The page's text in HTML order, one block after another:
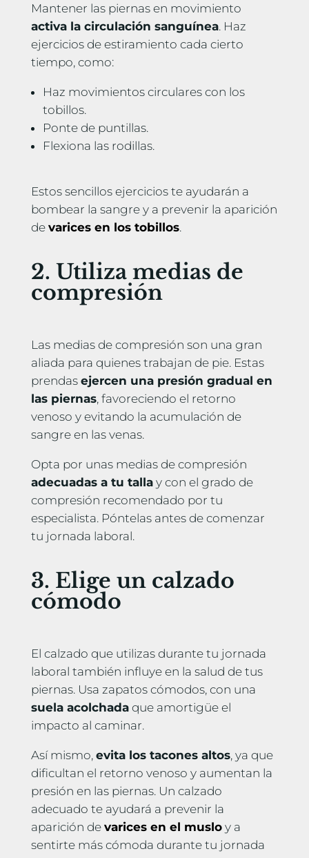
Mantener las piernas en movimiento
activa la circulación sanguínea. Haz
ejercicios de estiramiento cada cierto
tiempo, como:
Haz movimientos circulares con los
tobillos.
Ponte de puntillas.
Flexiona las rodillas.
Estos sencillos ejercicios te ayudarán a
bombear la sangre y a prevenir la aparición
de varices en los tobillos.
2. Utiliza medias de
compresión
Las medias de compresión son una gran
aliada para quienes trabajan de pie. Estas
prendas ejercen una presión gradual en
las piernas, favoreciendo el retorno
venoso y evitando la acumulación de
sangre en las venas.
Opta por unas medias de compresión
adecuadas a tu tallay con el grado de
compresión recomendado por tu
especialista. Póntelas antes de comenzar
tu jornada laboral.
3. Elige un calzado
cómodo
El calzado que utilizas durante tu jornada
laboral también influye en la salud de tus
piernas. Usa zapatos cómodos, con una
suela acolchadaque amortigüe el
impacto al caminar.
Así mismo, evita los tacones altos, ya que
dificultan el retorno venoso y aumentan la
presión en las piernas. Un calzado
adecuado te ayudará a prevenir la
aparición de varices en el musloy a
sentirte más cómoda durante tu jornada